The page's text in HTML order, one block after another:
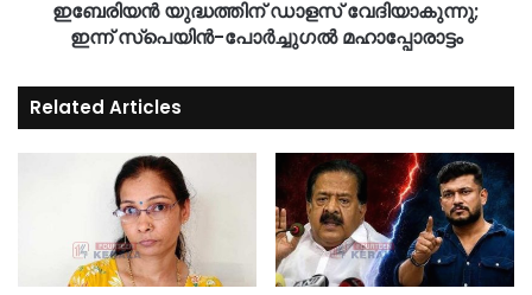
ഇബേരിയൻ യുദ്ധത്തിന് ഡാളസ് വേദിയാകുന്നു;
ഇന്ന് സ്പെയിൻ-പോർച്ചുഗൽ മഹാപ്പോരാട്ടം
Related Articles